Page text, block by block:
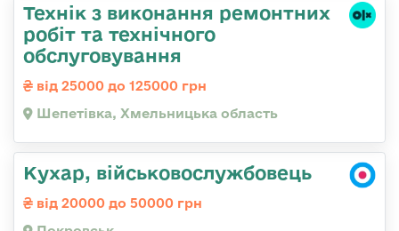
Технік з виконання ремонтних
робіт та технічного
обслуговування
від 25000 до 125000 грн
Шепетівка, Хмельницька область
Кухар, військовослужбовець
від 20000 до 50000 грн